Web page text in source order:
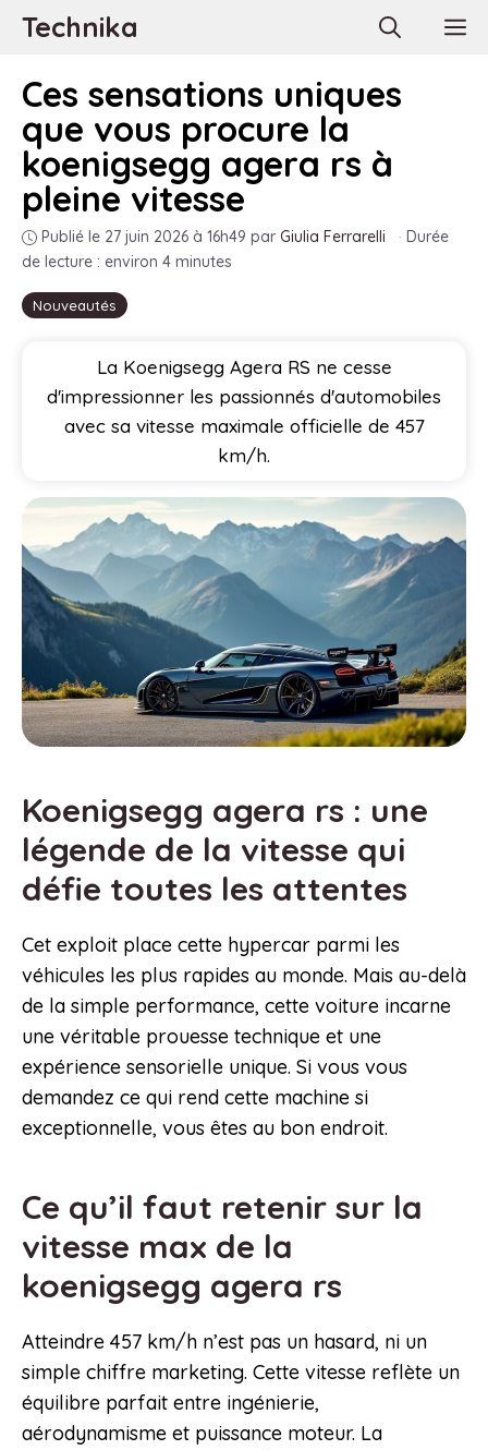
AllerTechnika
Nouveautés
Ces sensations uniques
que vous procure la
koenigsegg agera rs à
pleine vitesse
Publié le 27 juin 2026 à 16h49 par Giulia Ferrarelli · Durée
de lecture : environ 4 minutes
La Koenigsegg Agera RS ne cesse
d'impressionner les passionnés d'automobiles
avec sa vitesse maximale officielle de 457
km/h.
Koenigsegg agera rs : une
légende de la vitesse qui
défie toutes les attentes
Cet exploit place cette hypercar parmi les
véhicules les plus rapides au monde. Mais au-delà
de la simple performance, cette voiture incarne
une véritable prouesse technique et une
expérience sensorielle unique. Si vous vous
demandez ce qui rend cette machine si
exceptionnelle, vous êtes au bon endroit.
Ce qu’il faut retenir sur la
vitesse max de la
koenigsegg agera rs
Atteindre 457 km/h n’est pas un hasard, ni un
simple chiffre marketing. Cette vitesse reflète un
équilibre parfait entre ingénierie,
aérodynamisme et puissance moteur. La